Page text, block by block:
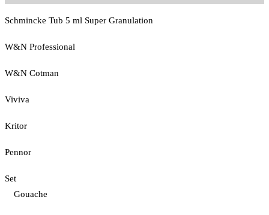
Schmincke Tub 5 ml Super Granulation
W&N Professional
W&N Cotman
Viviva
Kritor
Pennor
Set
Gouache